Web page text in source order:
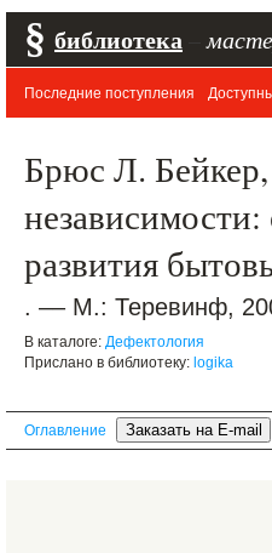
§ библиотека
Последние поступления
Брюс Л.
развития
. –– М.: Теревинф,
В каталоге: Дефектология
Прислано в библиотеку: logika
Оглавление